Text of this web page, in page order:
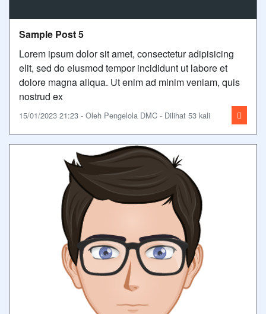
Sample Post 5
Lorem ipsum dolor sit amet, consectetur adipisicing
elit, sed do eiusmod tempor incididunt ut labore et
dolore magna aliqua. Ut enim ad minim veniam, quis
nostrud ex
15/01/2023 21:23 - Oleh Pengelola DMC - Dilihat 53 kali